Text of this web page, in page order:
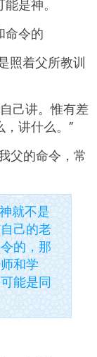
是神。
命令的
照着父所教训
己讲。惟有差
讲什么。”
父的命令，常
就不是
己的老
的，那
和学
能是同